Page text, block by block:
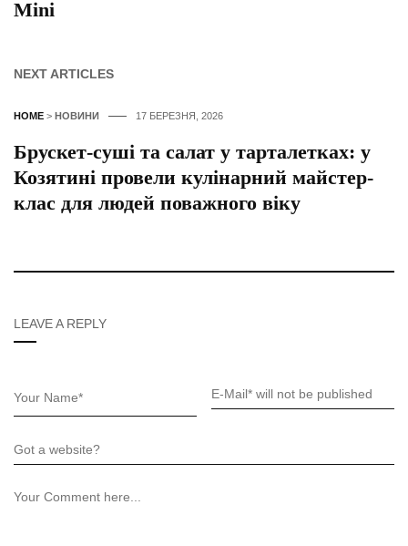
Mini
NEXT ARTICLES
HOME > НОВИНИ 17 БЕРЕЗНЯ, 2026
Брускет-суші та салат у тарталетках: у
Козятині провели кулінарний майстер-
клас для людей поважного віку
LEAVE A REPLY